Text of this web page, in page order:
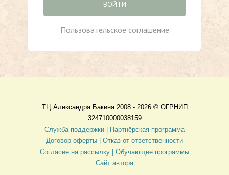
ВОЙТИ
Пользовательское соглашение
ТЦ Александра Бакина 2008 - 2026 © ОГРНИП
324710000038159
Служба поддержки |
Партнёрская программа
Договор оферты
| Отказ от ответственности
Согласие на рассылку | Обучающие программы
Сайт автора